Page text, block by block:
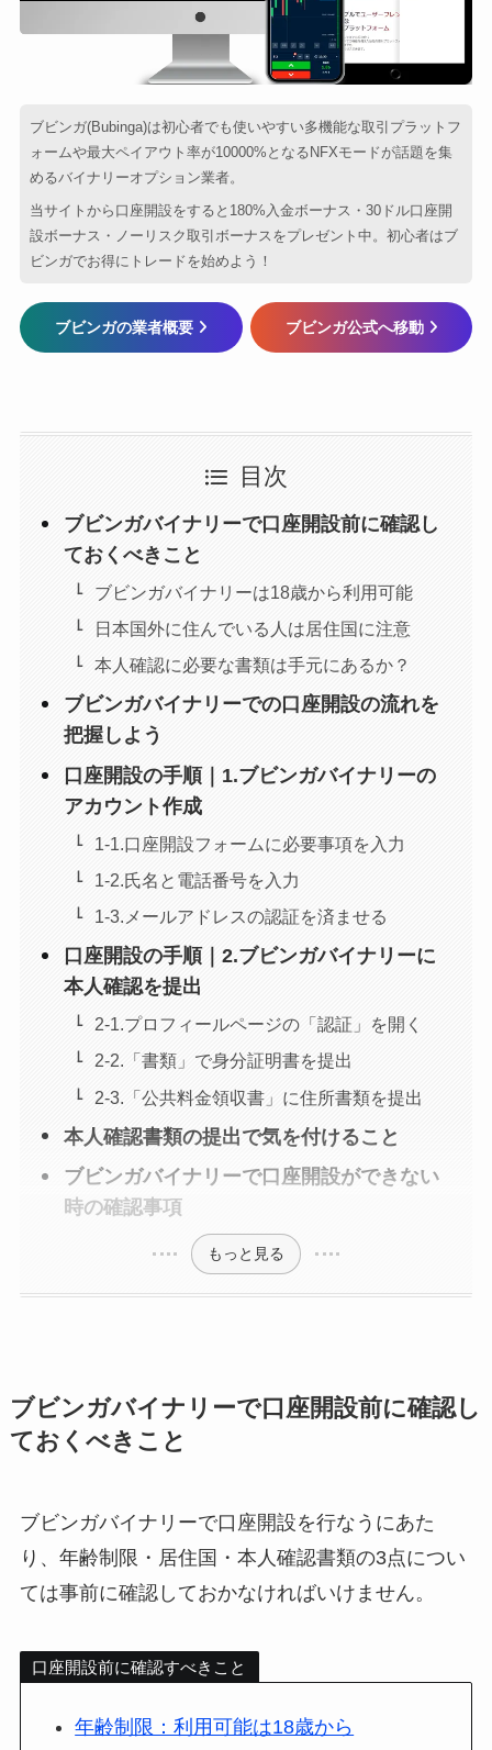
ブビンガ(Bubinga)は初心者でも使いやすい多機能な取引プラットフ
ォームや最大ペイアウト率が10000%となるNFXモードが話題を集
めるバイナリーオプション業者。
当サイトから口座開設をすると180%入金ボーナス・30ドル口座開
設ボーナス・ノーリスク取引ボーナスをプレゼント中。初心者はブ
ビンガでお得にトレードを始めよう！
ブビンガの業者概要 ブビンガ公式へ移動
目次
ブビンガバイナリーで口座開設前に確認し
ておくべきこと
ブビンガバイナリーは18歳から利用可能
日本国外に住んでいる人は居住国に注意
本人確認に必要な書類は手元にあるか？
ブビンガバイナリーでの口座開設の流れを
把握しよう
口座開設の手順｜1.ブビンガバイナリーの
アカウント作成
1-1.口座開設フォームに必要事項を入力
1-2.氏名と電話番号を入力
1-3.メールアドレスの認証を済ませる
口座開設の手順｜2.ブビンガバイナリーに
本人確認を提出
2-1.プロフィールページの「認証」を開く
2-2.「書類」で身分証明書を提出
2-3.「公共料金領収書」に住所書類を提出
本人確認書類の提出で気を付けること
ブビンガバイナリーで口座開設ができない
時の確認事項
もっと見る
ブビンガバイナリーで口座開設前に確認し
ておくべきこと
ブビンガバイナリーで口座開設を行なうにあた
り、年齢制限・居住国・本人確認書類の3点につい
ては事前に確認しておかなければいけません。
口座開設前に確認すべきこと
年齢制限：利用可能は18歳から